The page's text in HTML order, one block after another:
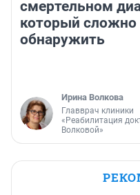
смертельном
который сложно
обнаружить
Ирина Волкова
Главврач клиники
«Реабилитация
Волковой»